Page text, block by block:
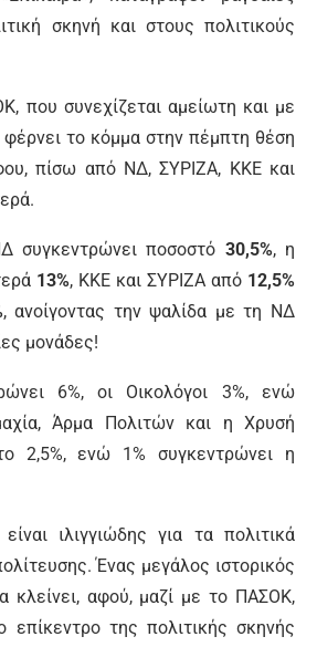
σκηνή και στους πολιτικούς
που συνεχίζεται αμείωτη και με
το κόμμα στην πέμπτη θέση
πίσω από ΝΔ, ΣΥΡΙΖΑ, ΚΚΕ και
συγκεντρώνει ποσοστό 30,5%, η
13%, ΚΚΕ και ΣΥΡΙΖΑ από 12,5%
, ανοίγοντας την ψαλίδα με τη ΝΔ
μονάδες!
6%, οι Οικολόγοι 3%, ενώ
Άρμα Πολιτών και η Χρυσή
2,5%, ενώ 1% συγκεντρώνει η
ιλιγγιώδης για τα πολιτικά
Ένας μεγάλος ιστορικός
κλείνει, αφού, μαζί με το ΠΑΣΟΚ,
επίκεντρο της πολιτικής σκηνής